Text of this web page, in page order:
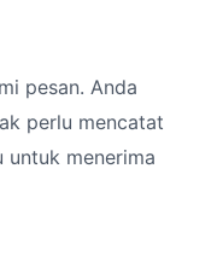
pesan. Anda
perlu mencatat
untuk menerima